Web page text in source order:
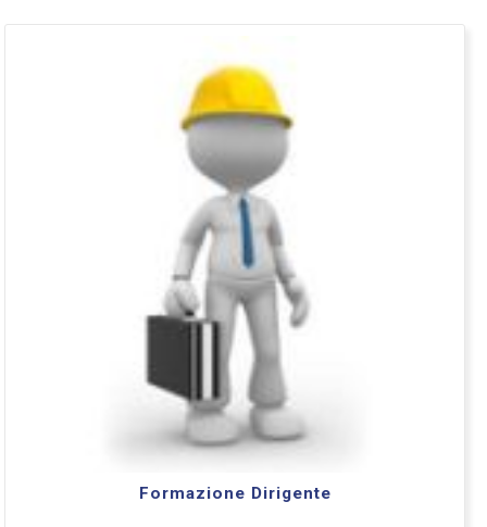
Formazione Dirigente